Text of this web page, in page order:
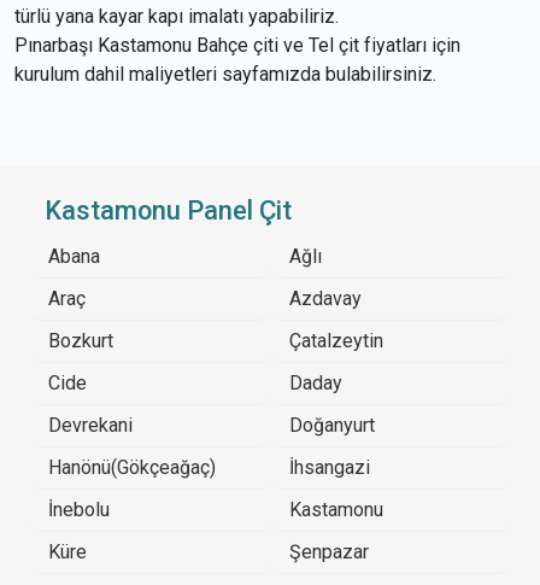
türlü yana kayar kapı imalatı yapabiliriz.
Pınarbaşı Kastamonu Bahçe çiti ve Tel çit fiyatları için
kurulum dahil maliyetleri sayfamızda bulabilirsiniz.
Kastamonu Panel Çit
Abana
Ağlı
Araç
Azdavay
Bozkurt
Çatalzeytin
Cide
Daday
Devrekani
Doğanyurt
Hanönü(Gökçeağaç)
İhsangazi
İnebolu
Kastamonu
Küre
Şenpazar